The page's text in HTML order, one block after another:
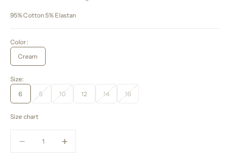
95% Cotton 5% Elastan
Color:
Cream
Size:
6
8 10 12 14 16
Size chart